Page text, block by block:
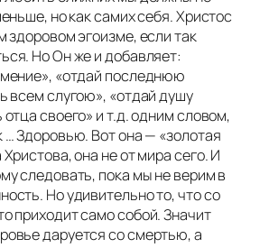
но как самих себя. Христос
здоровом эгоизме, если так
Но Он же и добавляет:
«отдай последнюю
всем слугою», «отдай душу
своего» и т.д. одним словом,
… Здоровью. Вот она — «золотая
она не от мира сего. И
следовать, пока мы не верим в
Но удивительно то, что со
приходит само собой. Значит
даруется со смертью, а